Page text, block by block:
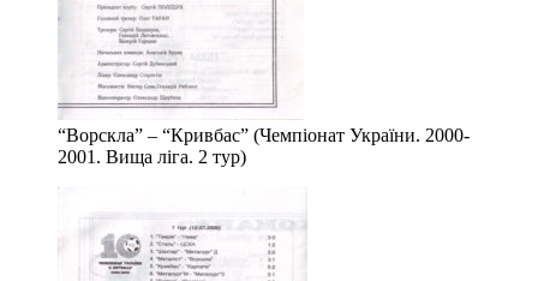
“Ворскла” – “Кривбас” (Чемпіонат України. 2000-
2001. Вища ліга. 2 тур)